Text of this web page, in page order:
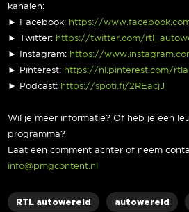
kanalen:
► Facebook: https://
► Twitter: https://twitter.com/
► Instagram: https://
► Pinterest: https://nl.pinterest.com/
► Podcast: https://spoti.fi/2REacjJ
Wil je meer informatie? Of heb je een
programma?
Laat een comment achter of neem
info@pmgcontent.nl
RTL autowereld autowereld